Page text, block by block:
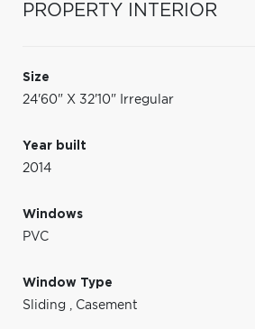
PROPERTY INTERIOR
Size
24'60" X 32'10" Irregular
Year built
2014
Windows
PVC
Window Type
Sliding , Casement